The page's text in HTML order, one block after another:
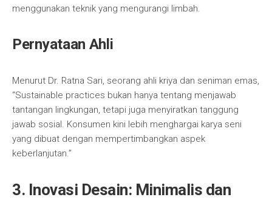
menggunakan teknik yang mengurangi limbah.
Pernyataan Ahli
Menurut Dr. Ratna Sari, seorang ahli kriya dan seniman emas,
“Sustainable practices bukan hanya tentang menjawab
tantangan lingkungan, tetapi juga menyiratkan tanggung
jawab sosial. Konsumen kini lebih menghargai karya seni
yang dibuat dengan mempertimbangkan aspek
keberlanjutan.”
3. Inovasi Desain: Minimalis dan